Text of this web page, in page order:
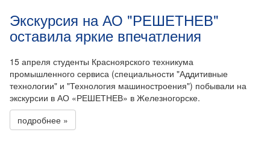
Экскурсия на АО "РЕШЕТНЕВ"
оставила яркие впечатления
15 апреля студенты Красноярского техникума
промышленного сервиса (специальности "Аддитивные
технологии" и "Технология машиностроения") побывали на
экскурсии в АО «РЕШЕТНЕВ» в Железногорске.
подробнее »